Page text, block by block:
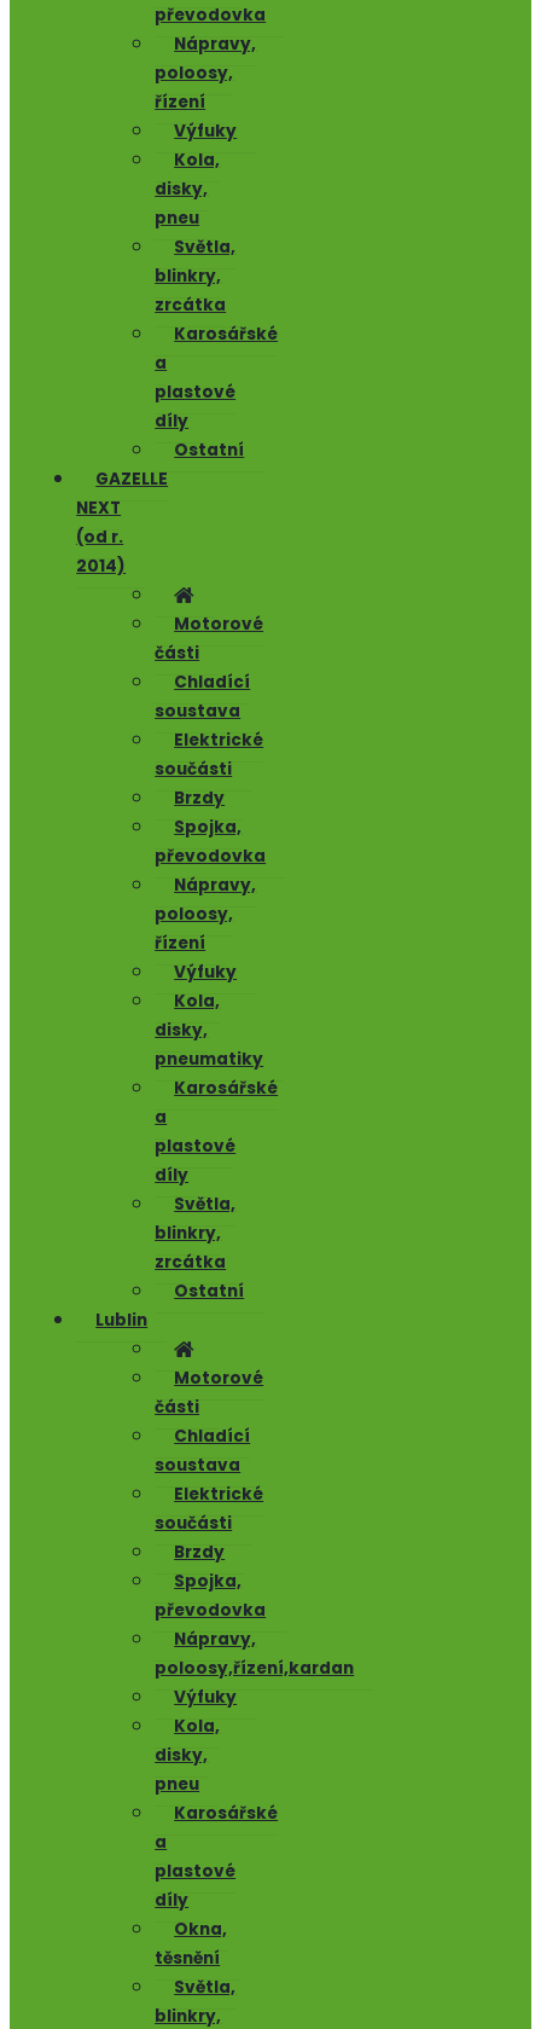
převodovka
Nápravy,
poloosy,
řízení
Výfuky
Kola,
disky,
pneu
Světla,
blinkry,
zrcátka
Karosářské
a
plastové
díly
Ostatní
GAZELLE
NEXT
(od r.
2014)
Motorové
části
Chladící
soustava
Elektrické
součásti
Brzdy
Spojka,
převodovka
Nápravy,
poloosy,
řízení
Výfuky
Kola,
disky,
pneumatiky
Karosářské
a
plastové
díly
Světla,
blinkry,
zrcátka
Ostatní
Lublin
Motorové
části
Chladící
soustava
Elektrické
součásti
Brzdy
Spojka,
převodovka
Nápravy,
poloosy,řízení,kardan
Výfuky
Kola,
disky,
pneu
Karosářské
a
plastové
díly
Okna,
těsnění
Světla,
blinkry,